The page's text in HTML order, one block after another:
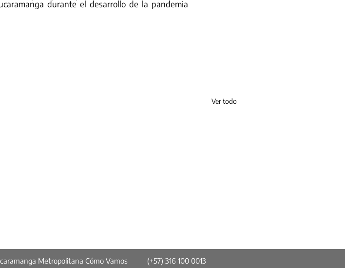
durante el desarrollo de la pandemia
Ver todo
Metropolitana Cómo Vamos
(+57) 316 100 0013